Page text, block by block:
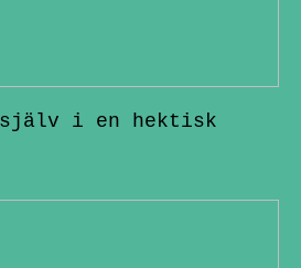
själv i en hektisk